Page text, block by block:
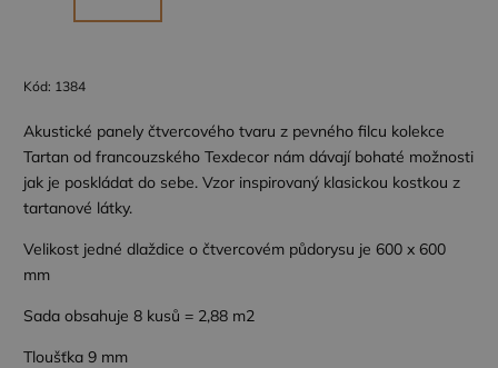
Kód: 1384
Akustické panely čtvercového tvaru z pevného filcu kolekce
Tartan od francouzského Texdecor nám dávají bohaté možnosti
jak je poskládat do sebe. Vzor inspirovaný klasickou kostkou z
tartanové látky.
Velikost jedné dlaždice o čtvercovém půdorysu je 600 x 600
mm
Sada obsahuje 8 kusů = 2,88 m2
Tloušťka 9 mm